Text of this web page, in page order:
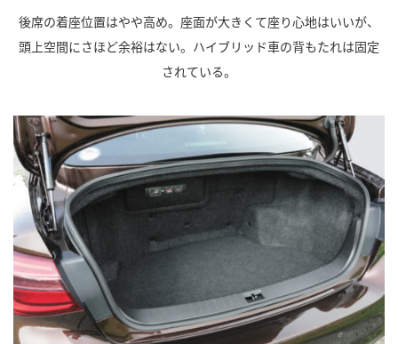
後席の着座位置はやや高め。座面が大きくて座り心地はいいが、
頭上空間にさほど余裕はない。ハイブリッド車の背もたれは固定
されている。